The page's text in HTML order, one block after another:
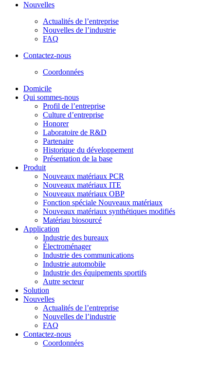
Nouvelles
Actualités de l’entreprise
Nouvelles de l’industrie
FAQ
Contactez-nous
Coordonnées
Domicile
Qui sommes-nous
Profil de l’entreprise
Culture d’entreprise
Honorer
Laboratoire de R&D
Partenaire
Historique du développement
Présentation de la base
Produit
Nouveaux matériaux PCR
Nouveaux matériaux ITE
Nouveaux matériaux OBP
Fonction spéciale Nouveaux matériaux
Nouveaux matériaux synthétiques modifiés
Matériau biosourcé
Application
Industrie des bureaux
Électroménager
Industrie des communications
Industrie automobile
Industrie des équipements sportifs
Autre secteur
Solution
Nouvelles
Actualités de l’entreprise
Nouvelles de l’industrie
FAQ
Contactez-nous
Coordonnées